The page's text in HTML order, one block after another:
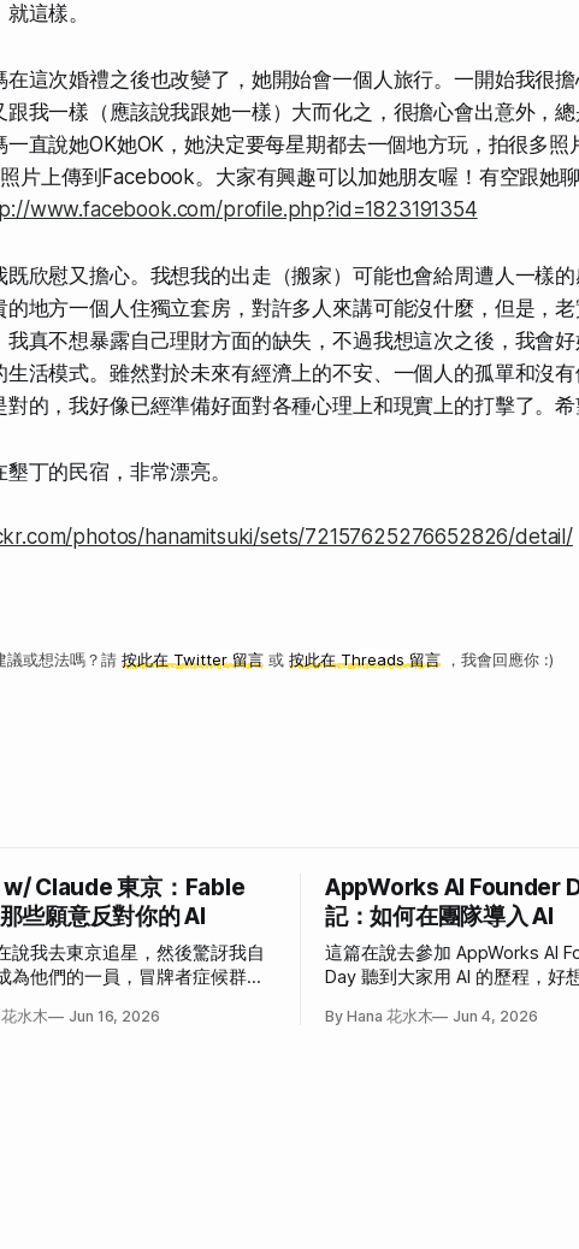
這樣。
在這次婚禮之後也改變了，她開始會一個人旅行。一開始我很
跟我一樣（應該說我跟她一樣）大而化之，很擔心會出意外，
一直說她OK她OK，她決定要每星期都去一個地方玩，拍很多照
片上傳到Facebook。大家有興趣可以加她朋友喔！有空跟她聊
www.facebook.com/profile.php?id=1823191354
既欣慰又擔心。我想我的出走（搬家）可能也會給周遭人一樣
的地方一個人住獨立套房，對許多人來講可能沒什麼，但是，
我真不想暴露自己理財方面的缺失，不過我想這次之後，我會
生活模式。雖然對於未來有經濟上的不安、一個人的孤單和沒有
的，我好像已經準備好面對各種心理上和現實上的打擊了。希
丁的民宿，非常漂亮。
photos/hanamitsuki/sets/72157625276652826/detail/
議或想法嗎？請 按此在 Twitter 留言 或 按此在 Threads 留言 ，我會回應你 :)
Claude 東京：Fable
些願意反對你的 AI
說我去東京追星，然後驚訝我自
為他們的一員，冒牌者症候群大
水木 Jun 16, 2026
AppWorks AI Founder
記：如何在團隊導入 AI
這篇在說去參加 AppWorks AI
Day 聽到大家用 AI 的歷程，好
By Hana 花水木 Jun 4, 2026